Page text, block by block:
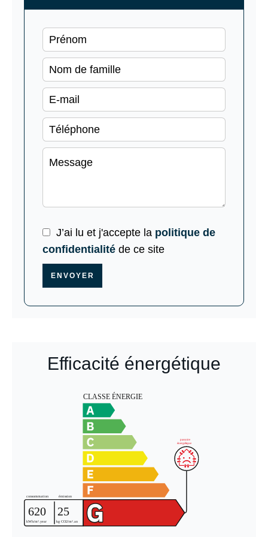
J’ai lu et j'accepte la politique de
confidentialité de ce site
ENVOYER
Efficacité énergétique